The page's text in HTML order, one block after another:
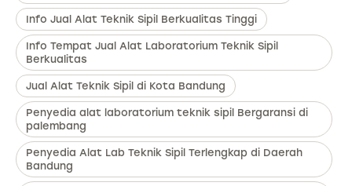
Info Jual Alat Teknik Sipil Berkualitas Tinggi
Info Tempat Jual Alat Laboratorium Teknik Sipil
Berkualitas
Jual Alat Teknik Sipil di Kota Bandung
Penyedia alat laboratorium teknik sipil Bergaransi di
palembang
Penyedia Alat Lab Teknik Sipil Terlengkap di Daerah
Bandung